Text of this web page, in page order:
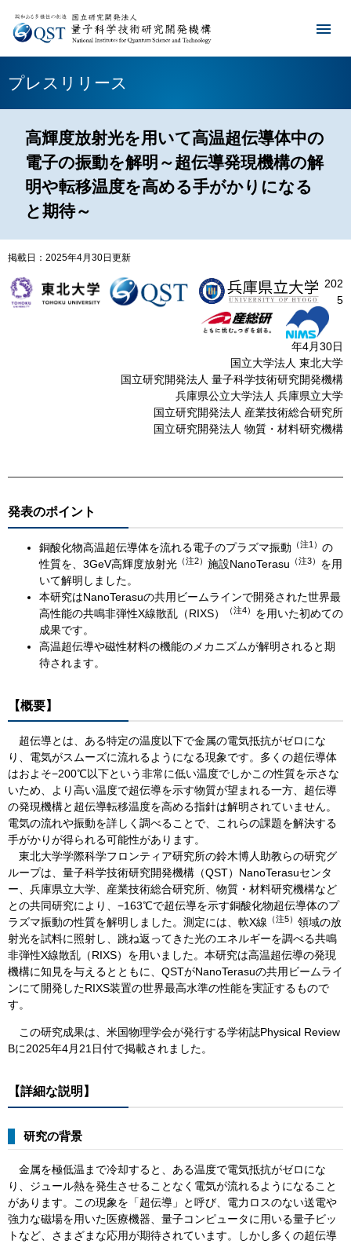
プレスリリース
高輝度放射光を用いて高温超伝導体中の
電子の振動を解明～超伝導発現機構の解
明や転移温度を高める手がかりになる
と期待～
掲載日：2025年4月30日更新
202
5
年4月30日
国立大学法人 東北大学
国立研究開発法人 量子科学技術研究開発機構
兵庫県公立大学法人 兵庫県立大学
国立研究開発法人 産業技術総合研究所
国立研究開発法人 物質・材料研究機構
発表のポイント
銅酸化物高温超伝導体を流れる電子のプラズマ振動 （注1 ） の
性質を、3GeV高輝度放射光 （注2） 施設NanoTerasu （注3） を用
いて解明しました。
本研究はNanoTerasuの共用ビームラインで開発された世界最
高性能の共鳴非弾性X線散乱（RIXS）
（注4） を用いた初めての
成果です。
高温超伝導や磁性材料の機能のメカニズムが解明されると期
待されます。
【概要】
超伝導とは、ある特定の温度以下で金属の電気抵抗がゼロにな
り、電気がスムーズに流れるようになる現象です。多くの超伝導体
はおよそ−200℃以下という非常に低い温度でしかこの性質を示さな
いため、より高い温度で超伝導を示す物質が望まれる一方、超伝導
の発現機構と超伝導転移温度を高める指針は解明されていません。
電気の流れや振動を詳しく調べることで、これらの課題を解決する
手がかりが得られる可能性があります。
東北大学学際科学フロンティア研究所の鈴木博人助教らの研究グ
ループは、量子科学技術研究開発機構（QST）NanoTerasuセンタ
ー、兵庫県立大学、産業技術総合研究所、物質・材料研究機構など
との共同研究により、−163℃で超伝導を示す銅酸化物超伝導体のプ
ラズマ振動の性質を解明しました。測定には、軟X線 （注5） 領域の放
射光を試料に照射し、跳ね返ってきた光のエネルギーを調べる共鳴
非弾性X線散乱（RIXS）を用いました。本研究は高温超伝導の発現
機構に知見を与えるとともに、QSTがNanoTerasuの共用ビームライ
ンにて開発したRIXS装置の世界最高水準の性能を実証するもので
す。
この研究成果は、米国物理学会が発行する学術誌Physical Review
Bに2025年4月21日付で掲載されました。
【詳細な説明】
研究の背景
金属を極低温まで冷却すると、ある温度で電気抵抗がゼロにな
り、ジュール熱を発生させることなく電気が流れるようになること
があります。この現象を「超伝導」と呼び、電力ロスのない送電や
強力な磁場を用いた医療機器、量子コンピュータに用いる量子ビッ
トなど、さまざまな応用が期待されています。しかし多くの超伝導